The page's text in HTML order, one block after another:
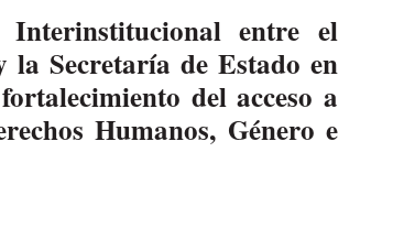
Interinstitucional entre el
Secretaría de Estado en
del acceso a
Humanos, Género e